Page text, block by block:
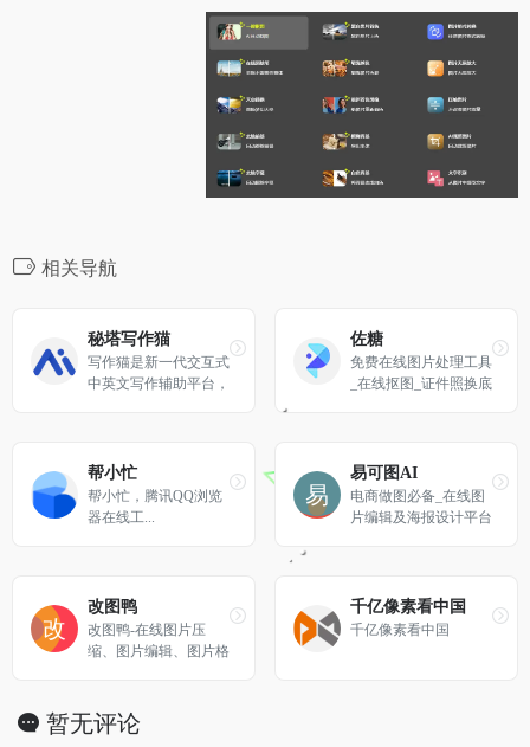
相关导航
秘塔写作猫
写作猫是新一代交互式
中英文写作辅助平台，
佐糖
免费在线图片处理工具
_在线抠图_证件照换底
帮小忙
帮小忙，腾讯QQ浏览
器在线工...
易可图AI
电商做图必备_在线图
片编辑及海报设计平台
改图鸭
改图鸭-在线图片压
缩、图片编辑、图片格
千亿像素看中国
千亿像素看中国
暂无评论